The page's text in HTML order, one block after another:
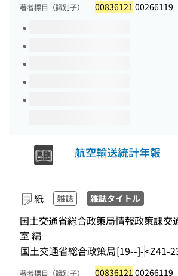
著者標目（識別子） 00836121 00266119
このタイトルの巻号
航空輸送統計年報
紙 雑誌 雑誌タイトル
国土交通省総合政策局情報政策課交
室 編
国土交通省総合政策局[19--]-<Z41-
著者標目（識別子） 00836121 00266119